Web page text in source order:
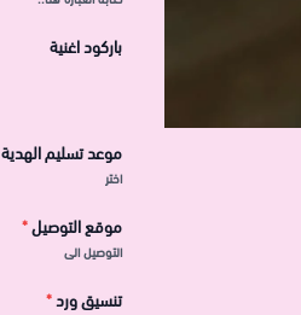
باركود اغنية
موعد تسليم الهدية
اختر
موقع التوصيل*
التوصيل الى
تنسيق ورد*